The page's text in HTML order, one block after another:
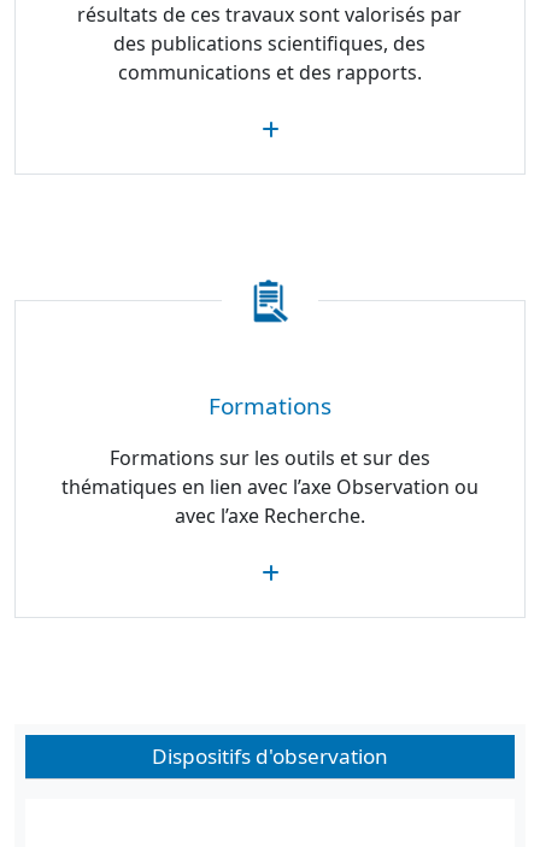
résultats de ces travaux sont valorisés par
des publications scientifiques, des
communications et des rapports.
Formations
Formations sur les outils et sur des
thématiques en lien avec l’axe Observation ou
avec l’axe Recherche.
Dispositifs d'observation